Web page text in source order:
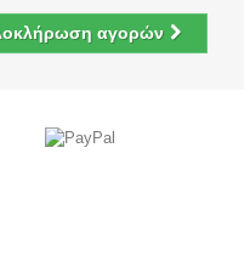
αγορών